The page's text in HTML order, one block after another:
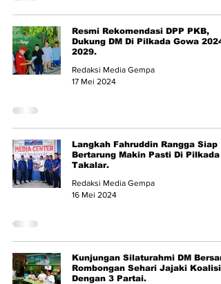
Resmi Rekomendasi DPP PKB,
Dukung DM Di Pilkada Gowa 2024
2029.
Redaksi Media Gempa
17 Mei 2024
Langkah Fahruddin Rangga Siap
Bertarung Makin Pasti Di Pilkada
Takalar.
Redaksi Media Gempa
16 Mei 2024
Kunjungan Silaturahmi DM
Rombongan Sehari Jajaki Koalisi
Dengan 3 Partai.